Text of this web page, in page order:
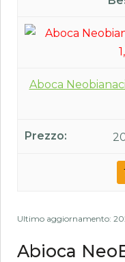
Aboca
Ultimo aggiornamento:
Abioca